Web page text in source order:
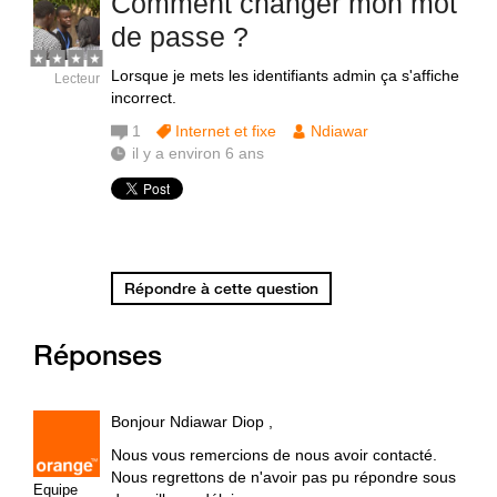
de passe ?
Lorsque je mets les identifiants admin ça s'affiche
incorrect.
Lecteur
1 Internet et fixe
Ndiawar
il y a environ 6 ans
Répondre à cette question
Réponses
Equipe
Bonjour Ndiawar Diop ,
Nous vous remercions de nous avoir contacté.
Nous regrettons de n'avoir pas pu répondre sous